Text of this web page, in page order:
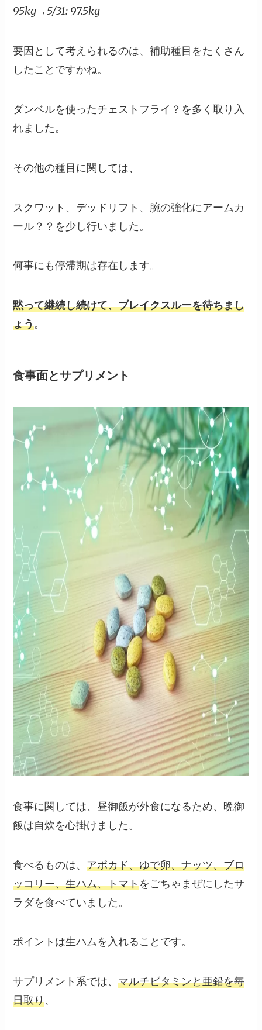
95kg→5/31: 97.5kg
要因として考えられるのは、補助種目をたくさん
したことですかね。
ダンベルを使ったチェストフライ？を多く取り入
れました。
その他の種目に関しては、
スクワット、デッドリフト、腕の強化にアームカ
ール？？を少し行いました。
何事にも停滞期は存在します。
黙って継続し続けて、ブレイクスルーを待ちまし
ょう。
食事面とサプリメント
食事に関しては、昼御飯が外食になるため、晩御
飯は自炊を心掛けました。
食べるものは、アボカド、ゆで卵、ナッツ、ブロ
ッコリー、生ハム、トマトをごちゃまぜにしたサ
ラダを食べていました。
ポイントは生ハムを入れることです。
サプリメント系では、マルチビタミンと亜鉛を毎
日取り、